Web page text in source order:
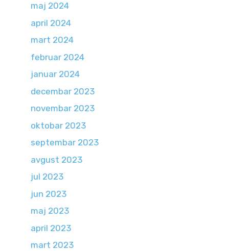
maj 2024
april 2024
mart 2024
februar 2024
januar 2024
decembar 2023
novembar 2023
oktobar 2023
septembar 2023
avgust 2023
jul 2023
jun 2023
maj 2023
april 2023
mart 2023